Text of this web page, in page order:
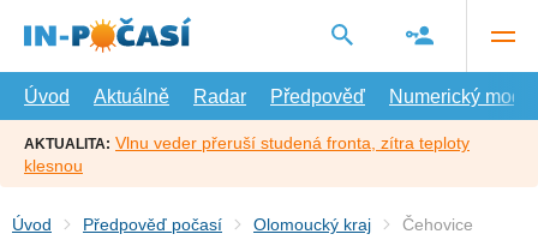
hlavní
Úvod
Aktuálně Radar Předpověď Numerický model
AKTUALITA: Vlnu veder přeruší studená fronta, zítra teploty
klesnou
Úvod Předpověď počasí Olomoucký kraj Čehovice